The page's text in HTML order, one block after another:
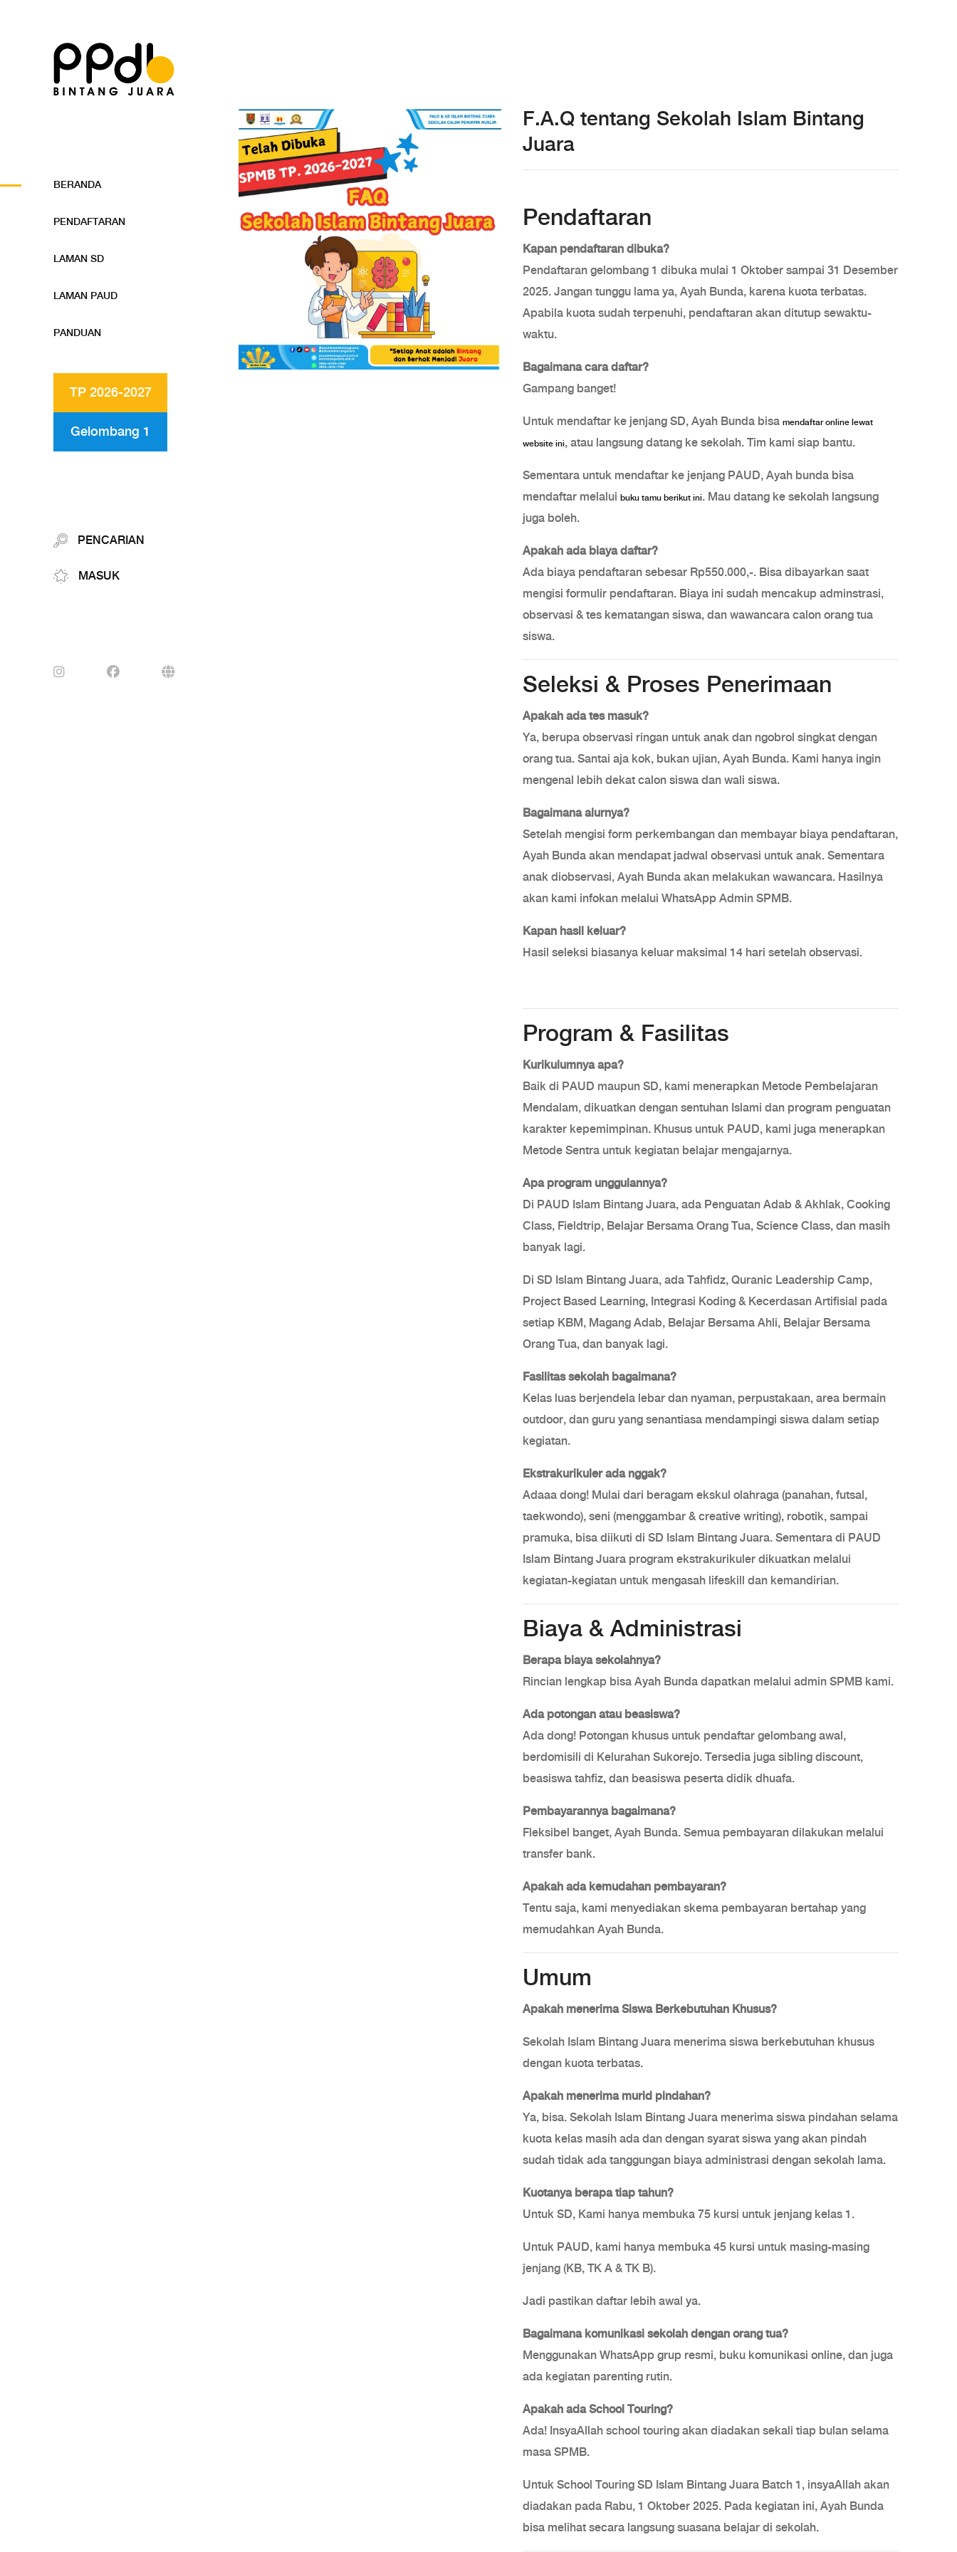
BERANDA
PENDAFTARAN
LAMAN SD
LAMAN PAUD
PANDUAN
TP 2026-2027
Gelombang 1
PENCARIAN
MASUK
F.A.Q tentang Sekolah Islam Bintang
Juara
Pendaftaran
Kapan pendaftaran dibuka?
Pendaftaran gelombang 1 dibuka mulai 1 Oktober sampai 31 Desember
2025. Jangan tunggu lama ya, Ayah Bunda, karena kuota terbatas.
Apabila kuota sudah terpenuhi, pendaftaran akan ditutup sewaktu-
waktu.
Bagaimana cara daftar?
Gampang banget!
Untuk mendaftar ke jenjang SD, Ayah Bunda bisa mendaftar online lewat
website ini, atau langsung datang ke sekolah. Tim kami siap bantu.
Sementara untuk mendaftar ke jenjang PAUD, Ayah bunda bisa
mendaftar melalui buku tamu berikut ini. Mau datang ke sekolah langsung
juga boleh.
Apakah ada biaya daftar?
Ada biaya pendaftaran sebesar Rp550.000,-. Bisa dibayarkan saat
mengisi formulir pendaftaran. Biaya ini sudah mencakup adminstrasi,
observasi & tes kematangan siswa, dan wawancara calon orang tua
siswa.
Seleksi & Proses Penerimaan
Apakah ada tes masuk?
Ya, berupa observasi ringan untuk anak dan ngobrol singkat dengan
orang tua. Santai aja kok, bukan ujian, Ayah Bunda. Kami hanya ingin
mengenal lebih dekat calon siswa dan wali siswa.
Bagaimana alurnya?
Setelah mengisi form perkembangan dan membayar biaya pendaftaran,
Ayah Bunda akan mendapat jadwal observasi untuk anak. Sementara
anak diobservasi, Ayah Bunda akan melakukan wawancara. Hasilnya
akan kami infokan melalui WhatsApp Admin SPMB.
Kapan hasil keluar?
Hasil seleksi biasanya keluar maksimal 14 hari setelah observasi.
Program & Fasilitas
Kurikulumnya apa?
Baik di PAUD maupun SD, kami menerapkan Metode Pembelajaran
Mendalam, dikuatkan dengan sentuhan Islami dan program penguatan
karakter kepemimpinan. Khusus untuk PAUD, kami juga menerapkan
Metode Sentra untuk kegiatan belajar mengajarnya.
Apa program unggulannya?
Di PAUD Islam Bintang Juara, ada Penguatan Adab & Akhlak, Cooking
Class, Fieldtrip, Belajar Bersama Orang Tua, Science Class, dan masih
banyak lagi.
Di SD Islam Bintang Juara, ada Tahfidz, Quranic Leadership Camp,
Project Based Learning, Integrasi Koding & Kecerdasan Artifisial pada
setiap KBM, Magang Adab, Belajar Bersama Ahli, Belajar Bersama
Orang Tua, dan banyak lagi.
Fasilitas sekolah bagaimana?
Kelas luas berjendela lebar dan nyaman, perpustakaan, area bermain
outdoor, dan guru yang senantiasa mendampingi siswa dalam setiap
kegiatan.
Ekstrakurikuler ada nggak?
Adaaa dong! Mulai dari beragam ekskul olahraga (panahan, futsal,
taekwondo), seni (menggambar & creative writing), robotik, sampai
pramuka, bisa diikuti di SD Islam Bintang Juara. Sementara di PAUD
Islam Bintang Juara program ekstrakurikuler dikuatkan melalui
kegiatan-kegiatan untuk mengasah lifeskill dan kemandirian.
Biaya & Administrasi
Berapa biaya sekolahnya?
Rincian lengkap bisa Ayah Bunda dapatkan melalui admin SPMB kami.
Ada potongan atau beasiswa?
Ada dong! Potongan khusus untuk pendaftar gelombang awal,
berdomisili di Kelurahan Sukorejo. Tersedia juga sibling discount,
beasiswa tahfiz, dan beasiswa peserta didik dhuafa.
Pembayarannya bagaimana?
Fleksibel banget, Ayah Bunda. Semua pembayaran dilakukan melalui
transfer bank.
Apakah ada kemudahan pembayaran?
Tentu saja, kami menyediakan skema pembayaran bertahap yang
memudahkan Ayah Bunda.
Umum
Apakah menerima Siswa Berkebutuhan Khusus?
Sekolah Islam Bintang Juara menerima siswa berkebutuhan khusus
dengan kuota terbatas.
Apakah menerima murid pindahan?
Ya, bisa. Sekolah Islam Bintang Juara menerima siswa pindahan selama
kuota kelas masih ada dan dengan syarat siswa yang akan pindah
sudah tidak ada tanggungan biaya administrasi dengan sekolah lama.
Kuotanya berapa tiap tahun?
Untuk SD, Kami hanya membuka 75 kursi untuk jenjang kelas 1.
Untuk PAUD, kami hanya membuka 45 kursi untuk masing-masing
jenjang (KB, TK A & TK B).
Jadi pastikan daftar lebih awal ya.
Bagaimana komunikasi sekolah dengan orang tua?
Menggunakan WhatsApp grup resmi, buku komunikasi online, dan juga
ada kegiatan parenting rutin.
Apakah ada School Touring?
Ada! InsyaAllah school touring akan diadakan sekali tiap bulan selama
masa SPMB.
Untuk School Touring SD Islam Bintang Juara Batch 1, insyaAllah akan
diadakan pada Rabu, 1 Oktober 2025. Pada kegiatan ini, Ayah Bunda
bisa melihat secara langsung suasana belajar di sekolah.